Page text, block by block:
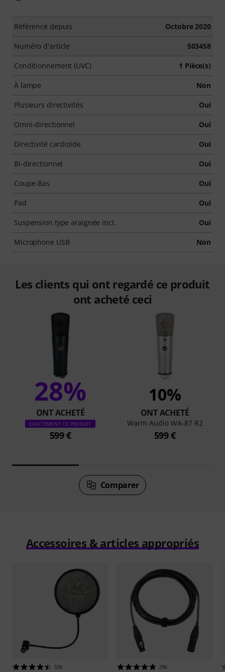
Référencé depuis Octobre 2020
Numéro d'article 503458
Conditionnement (UVC) 1 Pièce(s)
À lampe Non
Plusieurs directivités Oui
Omni-directionnel Oui
Directivité cardioïde Oui
Bi-directionnel Oui
Coupe-Bas Oui
Pad Oui
Suspension type araignée incl. Oui
Microphone USB Non
Les clients qui ont regardé ce produit
ont acheté ceci
28%
ONT ACHETÉ
EXACTEMENT CE PRODUIT
599 €
10%
ONT ACHETÉ
Warm Audio WA-87 R2
599 €
Comparer
Accessoires & articles appropriés
556 296